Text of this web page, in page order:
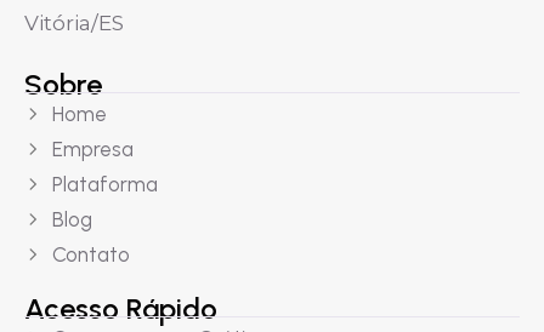
Vitória/ES
Sobre
Home
Empresa
Plataforma
Blog
Contato
Acesso Rápido